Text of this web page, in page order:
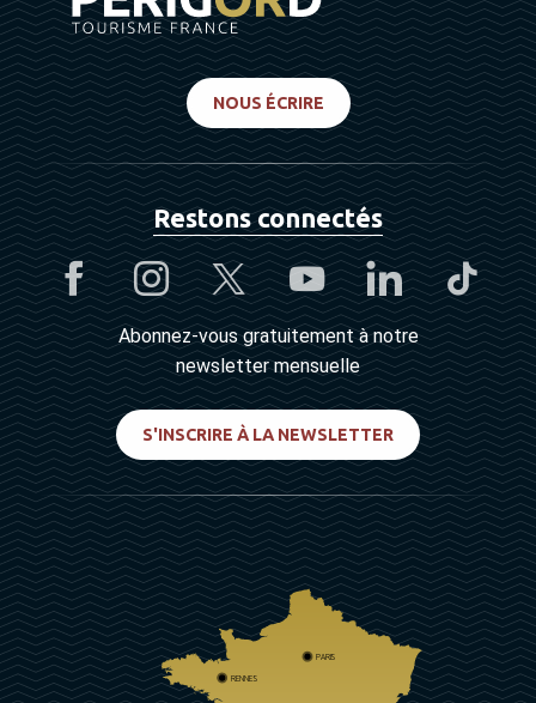
NOUS ÉCRIRE
Restons connectés
Abonnez-vous gratuitement à notre
newsletter mensuelle
S'INSCRIRE À LA NEWSLETTER
PARIS
RENNES